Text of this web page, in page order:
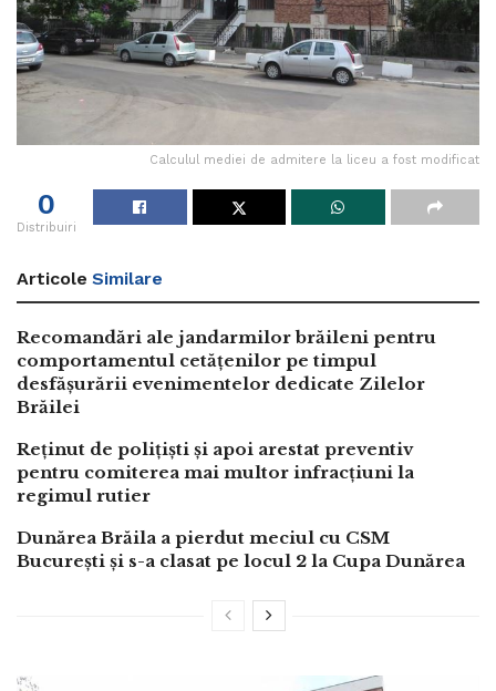
Calculul mediei de admitere la liceu a fost modificat
0
Distribuiri
Articole Similare
Recomandări ale jandarmilor brăileni pentru
comportamentul cetățenilor pe timpul
desfășurării evenimentelor dedicate Zilelor
Brăilei
Reținut de polițiști și apoi arestat preventiv
pentru comiterea mai multor infracțiuni la
regimul rutier
Dunărea Brăila a pierdut meciul cu CSM
București și s-a clasat pe locul 2 la Cupa Dunărea